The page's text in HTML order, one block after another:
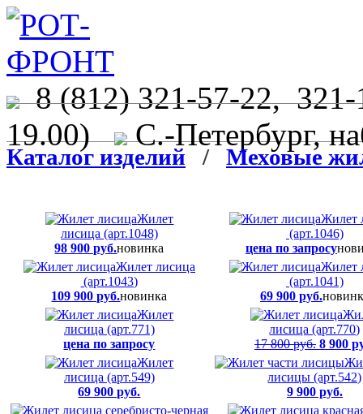
8 (812) 321-57-22,
19.00) С.-Петербург,
Каталог изделий / Меховые
Жилет
лисица (арт.1048)
98 900 руб.новинка
Жилет
(арт.1046)
цена по запросу
Жилет лисица
(арт.1043)
109 900 руб.новинка
Жилет
(арт.1041)
69 900 руб.
Жилет
лисица (арт.771)
цена по запросу
лисица (арт.770)
17 800 руб. 8 900
Жилет
лисица (арт.549)
69 900 руб.
лисицы (арт.542)
9 900 руб.